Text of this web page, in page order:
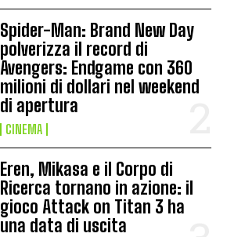
Spider-Man: Brand New Day
polverizza il record di
Avengers: Endgame con 360
milioni di dollari nel weekend
di apertura
CINEMA
Eren, Mikasa e il Corpo di
Ricerca tornano in azione: il
gioco Attack on Titan 3 ha
una data di uscita